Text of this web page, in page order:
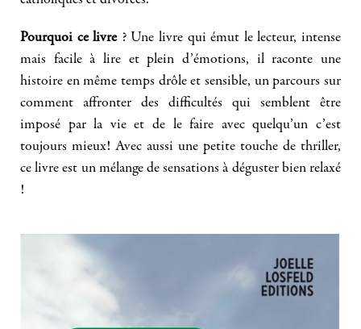
Pourquoi ce livre ? Une livre qui émut le lecteur, intense
mais facile à lire et plein d’émotions, il raconte une
histoire en même temps drôle et sensible, un parcours sur
comment affronter des difficultés qui semblent être
imposé par la vie et de le faire avec quelqu’un c’est
toujours mieux! Avec aussi une petite touche de thriller,
ce livre est un mélange de sensations à déguster bien relaxé
!